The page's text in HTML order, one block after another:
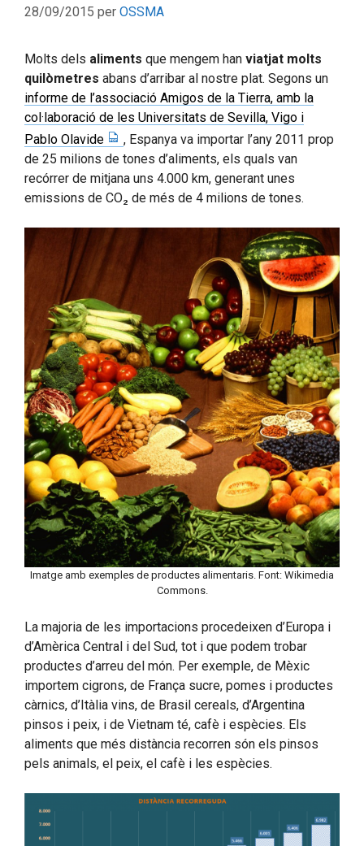
28/09/2015 per OSSMA
Molts dels aliments que mengem han viatjat molts
quilòmetres abans d’arribar al nostre plat. Segons un
informe de l’associació Amigos de la Tierra, amb la
col·laboració de les Universitats de Sevilla, Vigo i
Pablo Olavide
, Espanya va importar l’any 2011 prop
de 25 milions de tones d’aliments, els quals van
recórrer de mitjana uns 4.000 km, generant unes
emissions de CO₂ de més de 4 milions de tones.
Imatge amb exemples de productes alimentaris. Font: Wikimedia
Commons.
La majoria de les importacions procedeixen d’Europa i
d’Amèrica Central i del Sud, tot i que podem trobar
productes d’arreu del món. Per exemple, de Mèxic
importem cigrons, de França sucre, pomes i productes
càrnics, d’Itàlia vins, de Brasil cereals, d’Argentina
pinsos i peix, i de Vietnam té, cafè i espècies. Els
aliments que més distància recorren són els pinsos
pels animals, el peix, el cafè i les espècies.